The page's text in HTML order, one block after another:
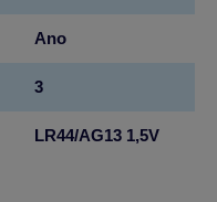
Ano
3
LR44/AG13 1,5V